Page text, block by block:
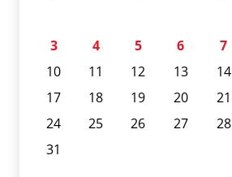
3
4 5 6 7
10
11 12 13 14
17
18 19 20 21
24
25 26 27 28
31